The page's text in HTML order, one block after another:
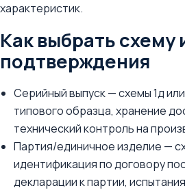
характеристик.
Как выбрать схему
подтверждения
Серийный выпуск — схемы 1д
типового образца, хранение
технический контроль на
Партия/единичное изделие —
идентификация по договору
декларации к партии,